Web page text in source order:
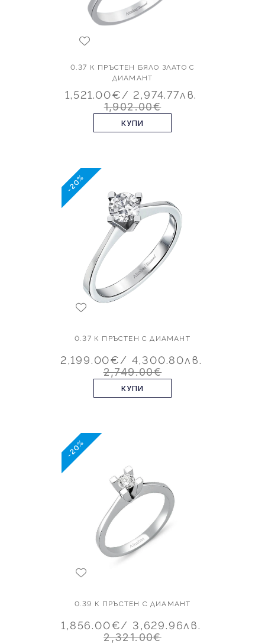
0.37 К ПРЪСТЕН БЯЛО ЗЛАТО С
ДИАМАНТ
1,521.00€/ 2,974.77лв.
1,902.00€
КУПИ
-20%
0.37 К ПРЪСТЕН С ДИАМАНТ
2,199.00€/ 4,300.80лв.
2,749.00€
КУПИ
-20%
0.39 К ПРЪСТЕН С ДИАМАНТ
1,856.00€/ 3,629.96лв.
2,321.00€